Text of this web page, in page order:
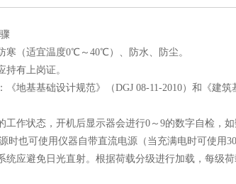
寒（适宜温度0℃～40℃）、防水、防尘。
有上岗证。
地基基础设计规范》（DGJ 08-11-2010）和《建
作状态，开机后显示器会进行0～9的数字自检，
时也可使用仪器自带直流电源（当充满电时可使用30
统应避免日光直射。根据荷载分级进行加载，每级